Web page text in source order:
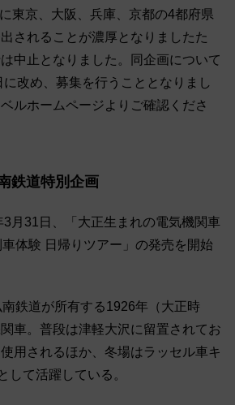
東京、大阪、兵庫、京都の4都府県
されることが濃厚となりましたた
中止となりました。同企画について
改め、募集を行うこととなりまし
ルホームページよりご確認くださ
鉄道特別企画
3月31日、「大正生まれの電気機関車
体験 日帰りツアー」の発売を開始
鉄道が所有する1926年（大正時
車。普段は津軽大沢に留置されてお
用されるほか、冬場はラッセル車キ
して活躍している。